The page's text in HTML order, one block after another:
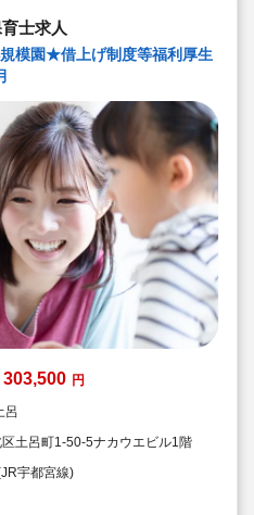
士求人
模園★借上げ制度等福利厚生
303,500 円
呂
土呂町1-50-5ナカウエビル1階
宇都宮線)